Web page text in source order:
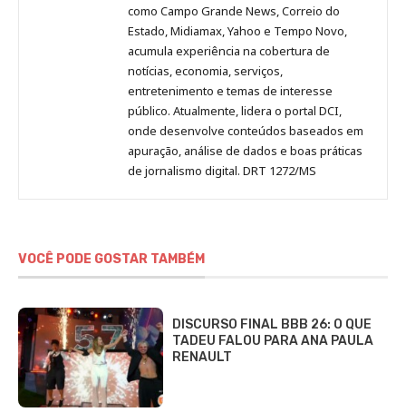
como Campo Grande News, Correio do
Estado, Midiamax, Yahoo e Tempo Novo,
acumula experiência na cobertura de
notícias, economia, serviços,
entretenimento e temas de interesse
público. Atualmente, lidera o portal DCI,
onde desenvolve conteúdos baseados em
apuração, análise de dados e boas práticas
de jornalismo digital. DRT 1272/MS
VOCÊ PODE GOSTAR TAMBÉM
DISCURSO FINAL BBB 26: O QUE
TADEU FALOU PARA ANA PAULA
RENAULT